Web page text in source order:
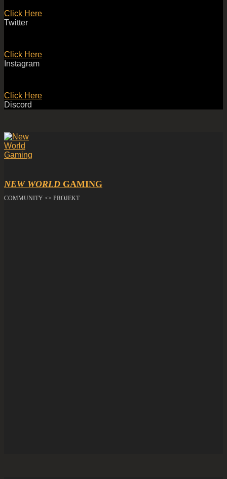
Click Here
Twitter
Click Here
Instagram
Click Here
Discord
NEW WORLD GAMING
COMMUNITY <> PROJEKT